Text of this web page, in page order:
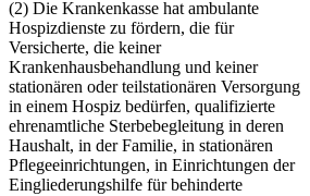
(2) Die Krankenkasse hat ambulante
Hospizdienste zu fördern, die für
Versicherte, die keiner
Krankenhausbehandlung und keiner
stationären oder teilstationären Versorgung
in einem Hospiz bedürfen, qualifizierte
ehrenamtliche Sterbebegleitung in deren
Haushalt, in der Familie, in stationären
Pflegeeinrichtungen, in Einrichtungen der
Eingliederungshilfe für behinderte